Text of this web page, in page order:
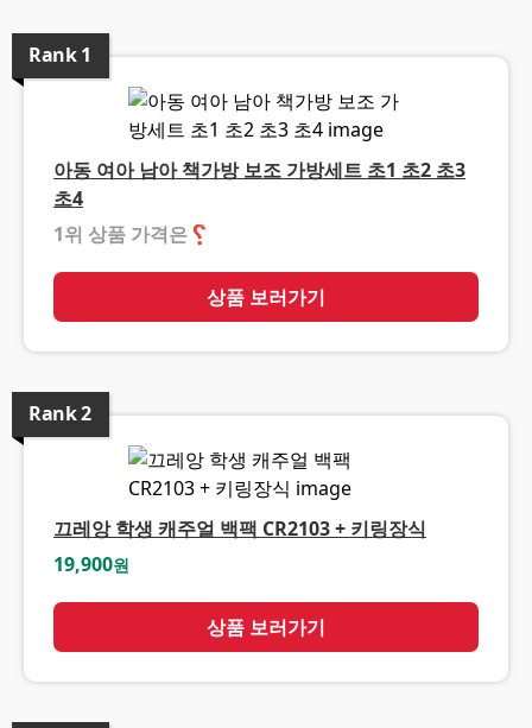
Rank1
아동 여아 남아 책가방 보조 가방세트 초1 초2 초3
초4
1위 상품 가격은 ❓
상품 보러가기
Rank2
끄레앙 학생 캐주얼 백팩 CR2103 + 키링장식
19,900원
상품 보러가기